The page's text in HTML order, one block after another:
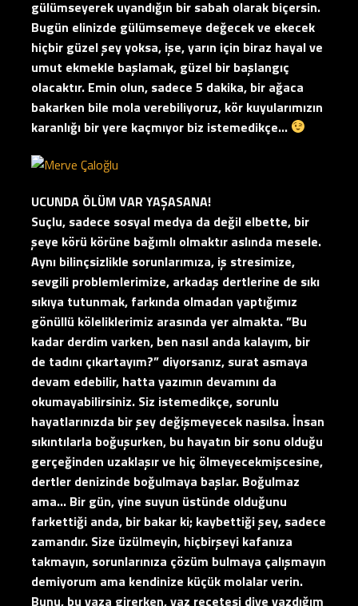
gülümseyerek uyandığın bir sabah olarak biçersin.
Bugün elinizde gülümsemeye değecek ve ekecek
hiçbir güzel şey yoksa, işe, yarın için biraz hayal ve
umut ekmekle başlamak, güzel bir başlangıç
olacaktır. Emin olun, sadece 5 dakika, bir ağaca
bakarken bile mola verebiliyoruz, kör kuyularımızın
karanlığı bir yere kaçmıyor biz istemedikçe…
UCUNDA ÖLÜM VAR YAŞASANA!
Suçlu, sadece sosyal medya da değil elbette, bir
şeye körü körüne bağımlı olmaktır aslında mesele.
Aynı bilinçsizlikle sorunlarımıza, iş stresimize,
sevgili problemlerimize, arkadaş dertlerine de sıkı
sıkıya tutunmak, farkında olmadan yaptığımız
gönüllü köleliklerimiz arasında yer almakta. ”Bu
kadar derdim varken, ben nasıl anda kalayım, bir
de tadını çıkartayım?” diyorsanız, surat asmaya
devam edebilir, hatta yazımın devamını da
okumayabilirsiniz. Siz istemedikçe, sorunlu
hayatlarınızda bir şey değişmeyecek nasılsa. İnsan
sıkıntılarla boğuşurken, bu hayatın bir sonu olduğu
gerçeğinden uzaklaşır ve hiç ölmeyecekmişcesine,
dertler denizinde boğulmaya başlar. Boğulmaz
ama… Bir gün, yine suyun üstünde olduğunu
farkettiği anda, bir bakar ki; kaybettiği şey, sadece
zamandır. Size üzülmeyin, hiçbirşeyi kafanıza
takmayın, sorunlarınıza çözüm bulmaya çalışmayın
demiyorum ama kendinize küçük molalar verin.
Bunu, bu yaza girerken, yaz reçetesi diye yazdığım